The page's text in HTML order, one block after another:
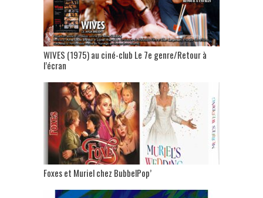
WIVES (1975) au ciné-club Le 7e genre/Retour à
l’écran
Foxes et Muriel chez BubbelPop’